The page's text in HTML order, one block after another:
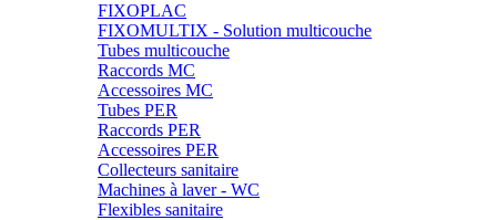
FIXOPLAC
FIXOMULTIX - Solution multicouche
Tubes multicouche
Raccords MC
Accessoires MC
Tubes PER
Raccords PER
Accessoires PER
Collecteurs sanitaire
Machines à laver - WC
Flexibles sanitaire